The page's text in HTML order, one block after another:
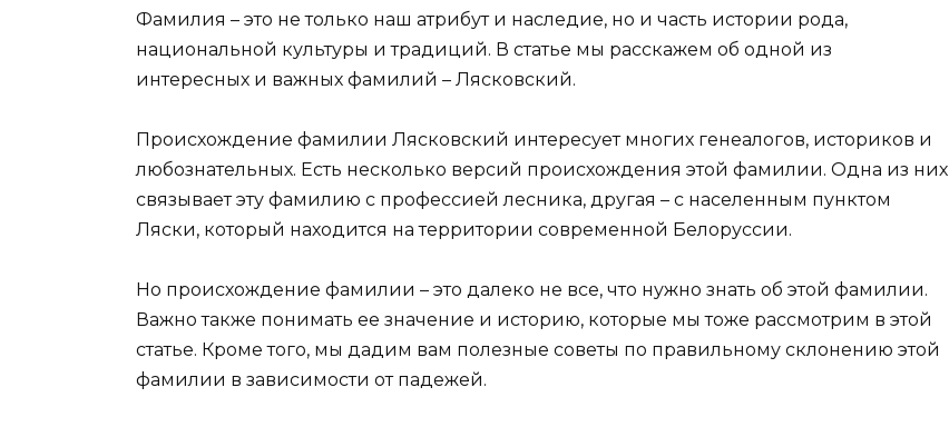
Фамилия – это не только наш атрибут и наследие, но и часть истории рода,
национальной культуры и традиций. В статье мы расскажем об одной из
интересных и важных фамилий – Лясковский.
Происхождение фамилии Лясковский интересует многих генеалогов, историков и
любознательных. Есть несколько версий происхождения этой фамилии. Одна из них
связывает эту фамилию с профессией лесника, другая – с населенным пунктом
Ляски, который находится на территории современной Белоруссии.
Но происхождение фамилии – это далеко не все, что нужно знать об этой фамилии.
Важно также понимать ее значение и историю, которые мы тоже рассмотрим в этой
статье. Кроме того, мы дадим вам полезные советы по правильному склонению этой
фамилии в зависимости от падежей.